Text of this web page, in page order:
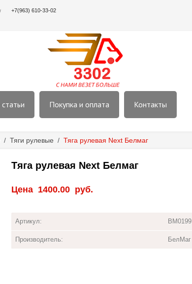
+7(963) 610-33-02
Покупка и оплата Контакты
/ Тяги рулевые / Тяга рулевая Next Белмаг
Тяга рулевая Next Белмаг
Цена 1400.00 руб.
Артикул: BM0199
Производитель: БелМаг